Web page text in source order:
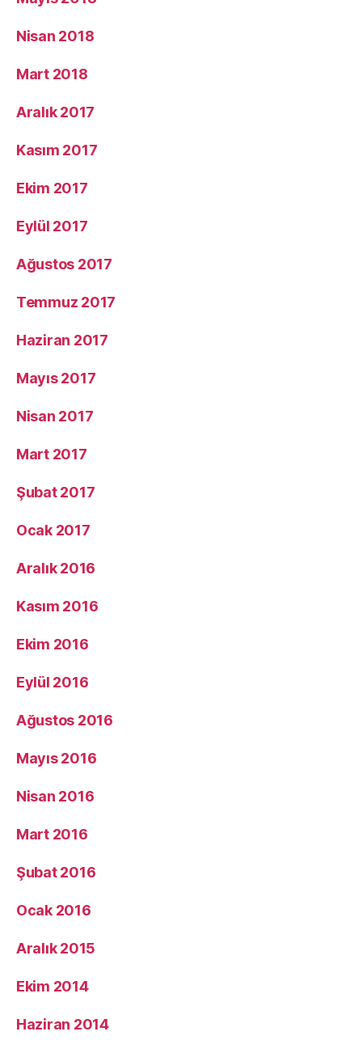
Nisan 2018
Mart 2018
Aralık 2017
Kasım 2017
Ekim 2017
Eylül 2017
Ağustos 2017
Temmuz 2017
Haziran 2017
Mayıs 2017
Nisan 2017
Mart 2017
Şubat 2017
Ocak 2017
Aralık 2016
Kasım 2016
Ekim 2016
Eylül 2016
Ağustos 2016
Mayıs 2016
Nisan 2016
Mart 2016
Şubat 2016
Ocak 2016
Aralık 2015
Ekim 2014
Haziran 2014